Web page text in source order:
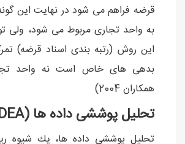
قرضه فراهم می شود در نهایت این
به واحد تجاری مربوط می شود، ولی
این روش (رتبه بندی اسناد قرضه)
بدهی های خاص است نه واحد
همکاران 2004)
تحلیل پوششی داده ها (DEA)
تحلیل پوششی داده ها، یك شیوه